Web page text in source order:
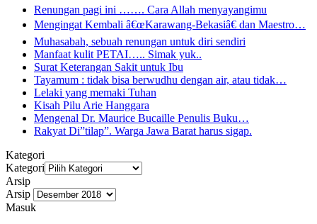
Renungan pagi ini ……. Cara Allah menyayangimu
Mengingat Kembali â€œKarawang-Bekasiâ€ dan Maestro…
Muhasabah, sebuah renungan untuk diri sendiri
Manfaat kulit PETAI….. Simak yuk..
Surat Keterangan Sakit untuk Ibu
Tayamum : tidak bisa berwudhu dengan air, atau tidak…
Lelaki yang memaki Tuhan
Kisah Pilu Arie Hanggara
Mengenal Dr. Maurice Bucaille Penulis Buku…
Rakyat Di”tilap”. Warga Jawa Barat harus sigap.
Kategori
Kategori
Arsip
Arsip
Masuk